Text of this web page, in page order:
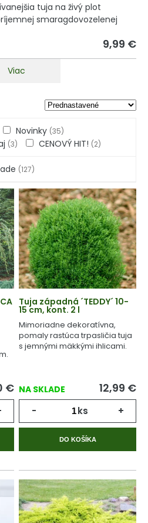
tuja na živý plot
smaragdovozelenej
9,99 €
Viac
Novinky (35)
(3) CENOVÝ HIT! (2)
(127)
€
Tuja západná ´TEDDY´ 10-
15 cm, kont. 2 l
Mimoriadne dekoratívna,
pomaly rastúca trpasličia tuja
s jemnými mäkkými ihlicami.
NA SKLADE 12,99 €
- ks +
DO KOŠÍKA